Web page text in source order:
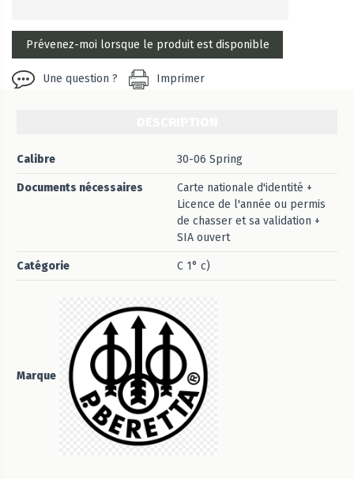
Une question ? Imprimer
Calibre 30-06 Spring
Documents nécessaires
Carte nationale d'identité +
Licence de l'année ou permis
de chasser et sa validation +
SIA ouvert
Catégorie C 1° c)
Marque